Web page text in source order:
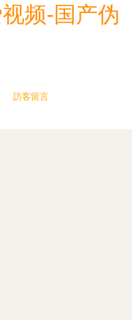
频-国产伪
訪客留言